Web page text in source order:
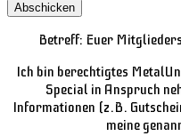
Abschicken
Betreff: Euer
Ich bin berechtigtes
Special in Anspruch
Informationen (z.B.
meine